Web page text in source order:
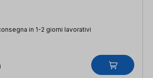
in 1-2 giorni lavorativi